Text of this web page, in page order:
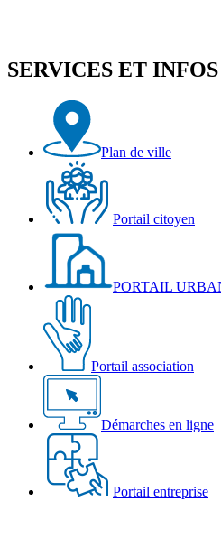
SERVICES ET
Plan de ville
Portail citoyen
PORTAIL
Portail association
Démarches en ligne
Portail entreprise